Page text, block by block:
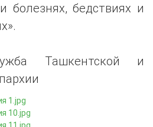
болезнях, бедствиях и
Ташкентской и